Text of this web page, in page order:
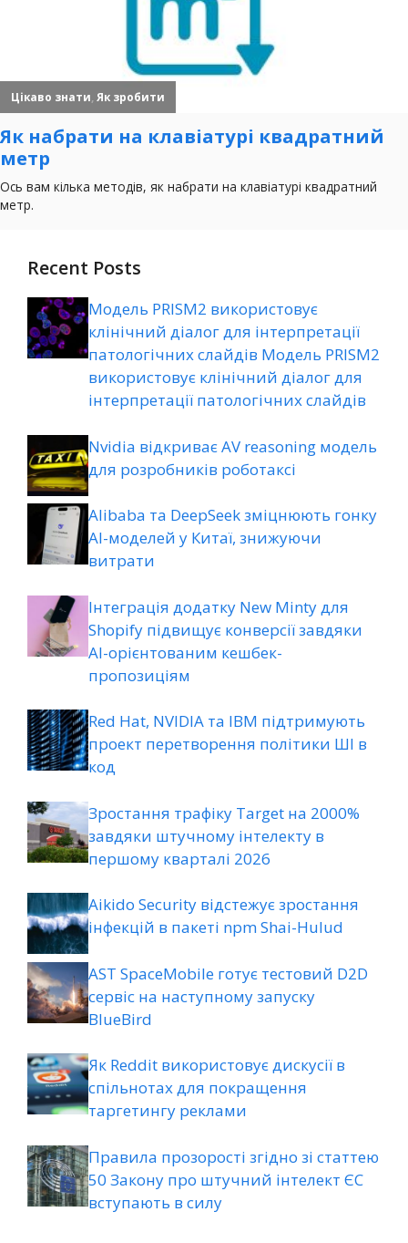
Recent Posts
Модель PRISM2 використовує
клінічний діалог для інтерпретації
патологічних слайдів Модель PRISM2
використовує клінічний діалог для
інтерпретації патологічних слайдів
Nvidia відкриває AV reasoning модель
для розробників роботаксі
Alibaba та DeepSeek зміцнюють гонку
AI-моделей у Китаї, знижуючи
витрати
Інтеграція додатку New Minty для
Shopify підвищує конверсії завдяки
AI-орієнтованим кешбек-
пропозиціям
Red Hat, NVIDIA та IBM підтримують
проект перетворення політики ШІ в
код
Зростання трафіку Target на 2000%
завдяки штучному інтелекту в
першому кварталі 2026
Aikido Security відстежує зростання
інфекцій в пакеті npm Shai-Hulud
AST SpaceMobile готує тестовий D2D
сервіс на наступному запуску
BlueBird
Як Reddit використовує дискусії в
спільнотах для покращення
таргетингу реклами
Правила прозорості згідно зі статтею
50 Закону про штучний інтелект ЄС
вступають в силу